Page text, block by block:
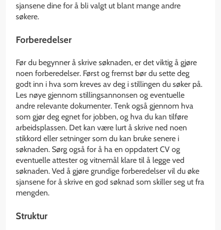
sjansene dine for å bli valgt ut blant mange andre
søkere.
Forberedelser
Før du begynner å skrive søknaden, er det viktig å gjøre
noen forberedelser. Først og fremst bør du sette deg
godt inn i hva som kreves av deg i stillingen du søker på.
Les nøye gjennom stillingsannonsen og eventuelle
andre relevante dokumenter. Tenk også gjennom hva
som gjør deg egnet for jobben, og hva du kan tilføre
arbeidsplassen. Det kan være lurt å skrive ned noen
stikkord eller setninger som du kan bruke senere i
søknaden. Sørg også for å ha en oppdatert CV og
eventuelle attester og vitnemål klare til å legge ved
søknaden. Ved å gjøre grundige forberedelser vil du øke
sjansene for å skrive en god søknad som skiller seg ut fra
mengden.
Struktur